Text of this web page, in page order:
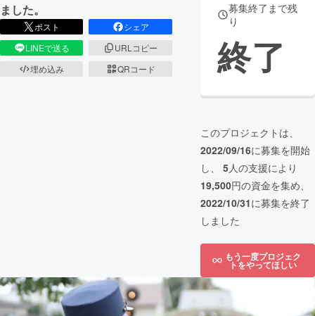
ました。
ポスト
シェア
LINEで送る
URLコピー
埋め込み
QRコード
募集終了まで残
り
終了
このプロジェクトは、
2022/09/16に募集を開始
し、 5人の支援により
19,500円の資金を集め、
2022/10/31に募集を終了
しました
もう一度プロジェク
トをやってほしい